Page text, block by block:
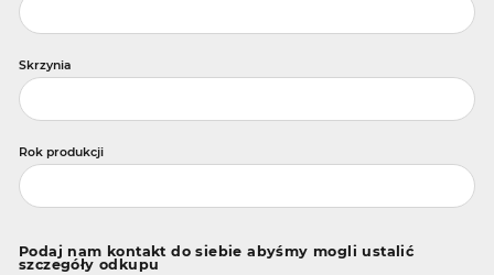
Skrzynia
Rok produkcji
Podaj nam kontakt do siebie abyśmy mogli ustalić
szczegóły odkupu